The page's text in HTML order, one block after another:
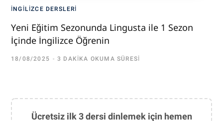
İNGILIZCE DERSLERI
Yeni Eğitim Sezonunda Lingusta ile 1 Sezon
İçinde İngilizce Öğrenin
18/08/2025 3 DAKIKA OKUMA SÜRESI
Ücretsiz ilk 3 dersi dinlemek için hemen